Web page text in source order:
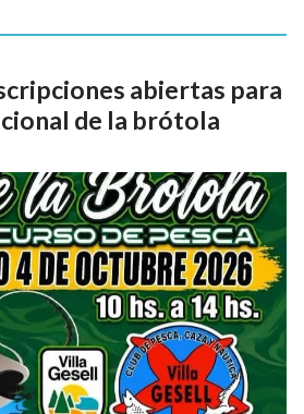
abiertas para
de la brótola